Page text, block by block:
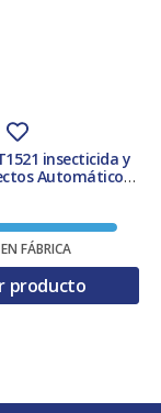
insecticida y
Automático
Apto para uso
Blanco
FÁBRICA
producto